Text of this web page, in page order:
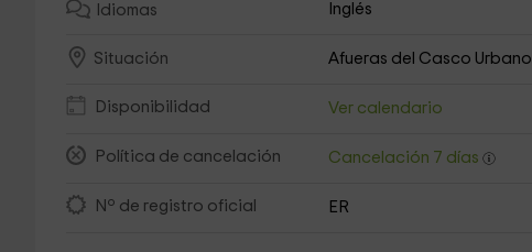
Idiomas Inglés
Situación Afueras del Casco Urbano
Disponibilidad Ver calendario
Política de cancelación Cancelación 7 días
Nº de registro oficial ER